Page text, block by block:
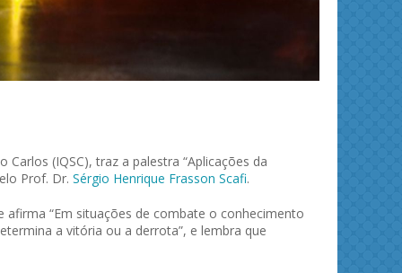
(IQSC), traz a palestra “Aplicações da
Prof. Dr. Sérgio Henrique Frasson Scafi.
afirma “Em situações de combate o conhecimento
a vitória ou a derrota”, e lembra que